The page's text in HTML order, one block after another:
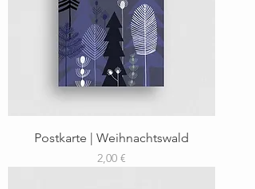
Postkarte | Weihnachtswald
Preis
2,00 €